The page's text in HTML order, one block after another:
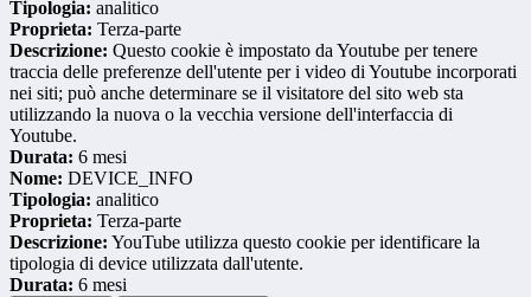
Tipologia: analitico
Proprieta: Terza-parte
Descrizione: Questo cookie è impostato da Youtube per tenere
traccia delle preferenze dell'utente per i video di Youtube incorporati
nei siti; può anche determinare se il visitatore del sito web sta
utilizzando la nuova o la vecchia versione dell'interfaccia di
Youtube.
Durata: 6 mesi
Nome: DEVICE_INFO
Tipologia: analitico
Proprieta: Terza-parte
Descrizione: YouTube utilizza questo cookie per identificare la
tipologia di device utilizzata dall'utente.
Durata: 6 mesi